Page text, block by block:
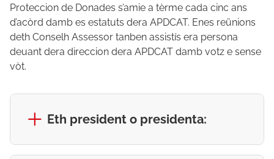
Proteccion de Donades s’amie a tèrme cada cinc ans
d’acòrd damb es estatuts dera APDCAT. Enes reünions
deth Conselh Assessor tanben assistís era persona
deuant dera direccion dera APDCAT damb votz e sense
vòt.
Eth president o presidenta: